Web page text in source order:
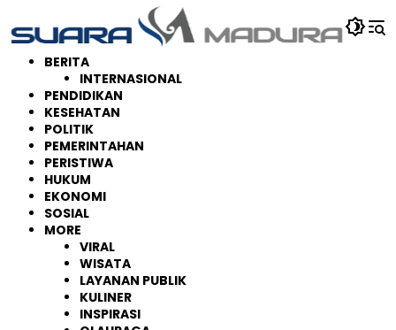
ke
konten
BERITA
INTERNASIONAL
PENDIDIKAN
KESEHATAN
POLITIK
PEMERINTAHAN
PERISTIWA
HUKUM
EKONOMI
SOSIAL
MORE
VIRAL
WISATA
LAYANAN PUBLIK
KULINER
INSPIRASI